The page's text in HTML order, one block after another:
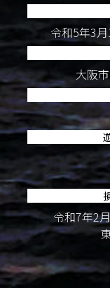
令和5年3
大阪
令和7年2